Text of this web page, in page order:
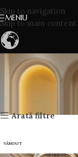
Skip to navigation
Skip to main content
MENIU
Prima pagină
Afișez toate cele 9
Arată filtre
VÂNDUT